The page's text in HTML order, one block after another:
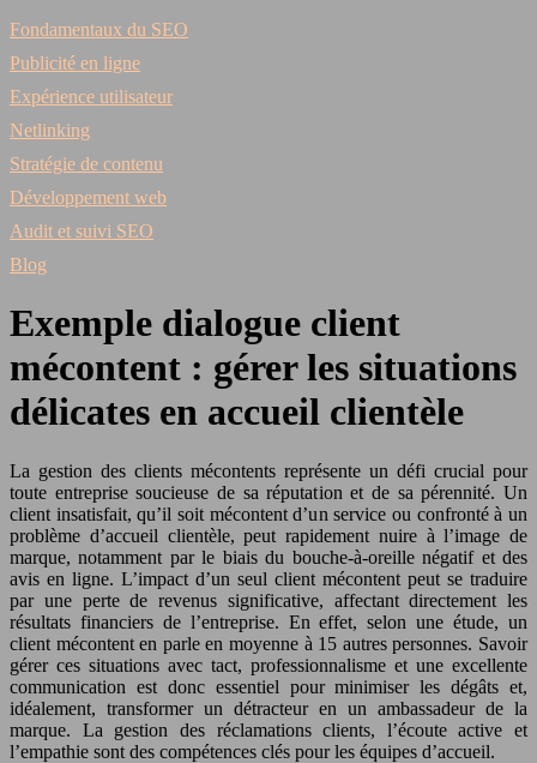
Fondamentaux du SEO
Publicité en ligne
Expérience utilisateur
Netlinking
Stratégie de contenu
Développement web
Audit et suivi SEO
Blog
Exemple dialogue client
mécontent : gérer les situations
délicates en accueil clientèle
La gestion des clients mécontents représente un défi crucial pour
toute entreprise soucieuse de sa réputation et de sa pérennité. Un
client insatisfait, qu’il soit mécontent d’un service ou confronté à un
problème d’accueil clientèle, peut rapidement nuire à l’image de
marque, notamment par le biais du bouche-à-oreille négatif et des
avis en ligne. L’impact d’un seul client mécontent peut se traduire
par une perte de revenus significative, affectant directement les
résultats financiers de l’entreprise. En effet, selon une étude, un
client mécontent en parle en moyenne à 15 autres personnes. Savoir
gérer ces situations avec tact, professionnalisme et une excellente
communication est donc essentiel pour minimiser les dégâts et,
idéalement, transformer un détracteur en un ambassadeur de la
marque. La gestion des réclamations clients, l’écoute active et
l’empathie sont des compétences clés pour les équipes d’accueil.